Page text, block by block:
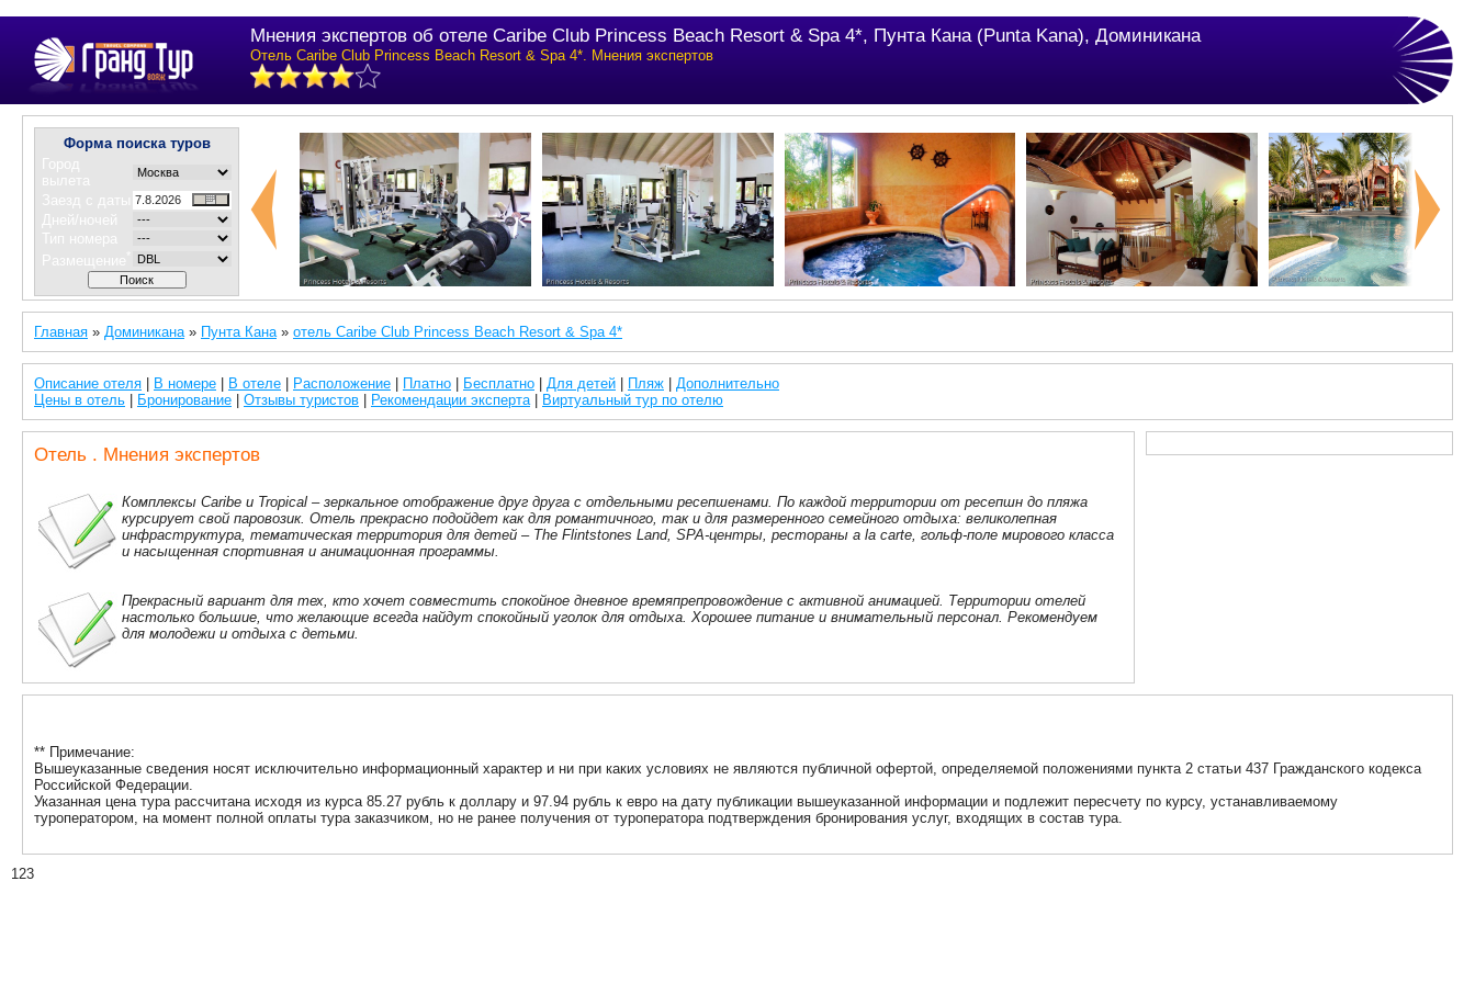
Мнения экспертов об отеле Caribe Club Princess Beach Resort & Spa 4*, Пунта Кана (Punta Kana), Доминикана
Отель Caribe Club Princess Beach Resort & Spa 4*. Мнения экспертов
Форма поиска туров
Город
вылета
Заезд с даты
Дней/ночей
Тип номера
Размещение
Главная » Доминикана» Пунта Кана» отель Caribe Club Princess Beach Resort & Spa 4*
Описание отеля В номере В отеле Расположение Платно Бесплатно Для детей Пляж
Дополнительно
Цены в отель
Бронирование Отзывы туристов Рекомендации эксперта| Виртуальный тур по отелю
Отель . Мнения экспертов
Комплексы Caribe и Tropical – зеркальное отображение друг друга с отдельными ресепшенами. По каждой территории от ресепшн до пляжа
курсирует свой паровозик. Отель прекрасно подойдет как для романтичного, так и для размеренного семейного отдыха: великолепная
инфраструктура, тематическая территория для детей – The Flintstones Land, SPA-центры, рестораны a la carte, гольф-поле мирового класса
и насыщенная спортивная и анимационная программы.
Прекрасный вариант для тех, кто хочет совместить спокойное дневное времяпрепровождение с активной анимацией. Территории отелей
настолько большие, что желающие всегда найдут спокойный уголок для отдыха. Хорошее питание и внимательный персонал. Рекомендуем
для молодежи и отдыха с детьми.
** Примечание:
Вышеуказанные сведения носят исключительно информационный характер и ни при каких условиях не являются публичной офертой, определяемой положениями пункта 2 статьи 437 Гражданского кодекса
Российской Федерации.
Указанная цена тура рассчитана исходя из курса 85.27 рубль к доллару и 97.94 рубль к евро на дату публикации вышеуказанной информации и подлежит пересчету по курсу, устанавливаемому
туроператором, на момент полной оплаты тура заказчиком, но не ранее получения от туроператора подтверждения бронирования услуг, входящих в состав тура.
123